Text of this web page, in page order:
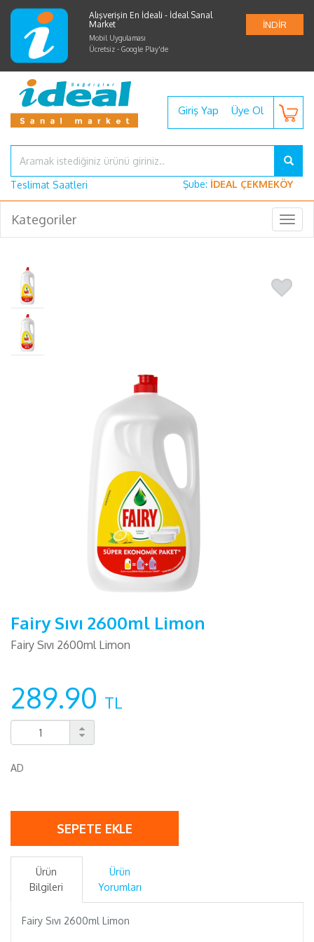
Alışverişin En İdeali - İdeal Sanal
Market
Mobil Uygulaması
Ücretsiz - Google Play'de
İNDİR
Giriş Yap Üye Ol
Teslimat Saatleri Şube: İDEAL ÇEKMEKÖY
Kategoriler
Fairy Sıvı 2600ml Limon
Fairy Sıvı 2600ml Limon
289.90 TL
AD
SEPETE EKLE
Ürün
Bilgileri
Ürün
Yorumları
Fairy Sıvı 2600ml Limon